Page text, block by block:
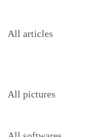
All articles
All pictures